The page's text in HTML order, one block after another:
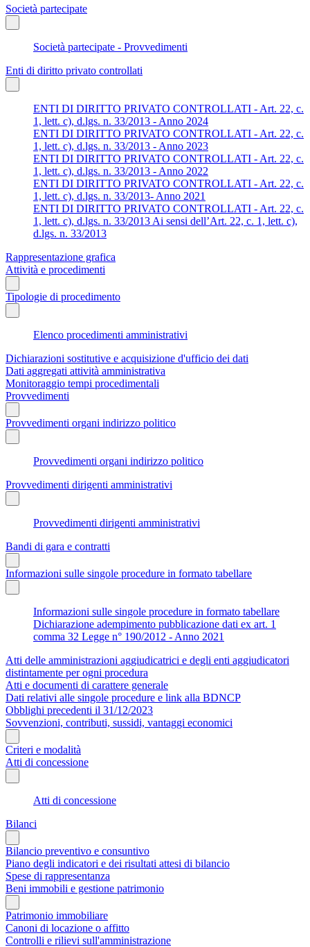
Società partecipate
Società partecipate - Provvedimenti
Enti di diritto privato controllati
ENTI DI DIRITTO PRIVATO CONTROLLATI - Art. 22, c.
1, lett. c), d.lgs. n. 33/2013 - Anno 2024
ENTI DI DIRITTO PRIVATO CONTROLLATI - Art. 22, c.
1, lett. c), d.lgs. n. 33/2013 - Anno 2023
ENTI DI DIRITTO PRIVATO CONTROLLATI - Art. 22, c.
1, lett. c), d.lgs. n. 33/2013 - Anno 2022
ENTI DI DIRITTO PRIVATO CONTROLLATI - Art. 22, c.
1, lett. c), d.lgs. n. 33/2013- Anno 2021
ENTI DI DIRITTO PRIVATO CONTROLLATI - Art. 22, c.
1, lett. c), d.lgs. n. 33/2013 Ai sensi dell’Art. 22, c. 1, lett. c),
d.lgs. n. 33/2013
Rappresentazione grafica
Attività e procedimenti
Tipologie di procedimento
Elenco procedimenti amministrativi
Dichiarazioni sostitutive e acquisizione d'ufficio dei dati
Dati aggregati attività amministrativa
Monitoraggio tempi procedimentali
Provvedimenti
Provvedimenti organi indirizzo politico
Provvedimenti organi indirizzo politico
Provvedimenti dirigenti amministrativi
Provvedimenti dirigenti amministrativi
Bandi di gara e contratti
Informazioni sulle singole procedure in formato tabellare
Informazioni sulle singole procedure in formato tabellare
Dichiarazione adempimento pubblicazione dati ex art. 1
comma 32 Legge n° 190/2012 - Anno 2021
Atti delle amministrazioni aggiudicatrici e degli enti aggiudicatori
distintamente per ogni procedura
Atti e documenti di carattere generale
Dati relativi alle singole procedure e link alla BDNCP
Obblighi precedenti il 31/12/2023
Sovvenzioni, contributi, sussidi, vantaggi economici
Criteri e modalità
Atti di concessione
Atti di concessione
Bilanci
Bilancio preventivo e consuntivo
Piano degli indicatori e dei risultati attesi di bilancio
Spese di rappresentanza
Beni immobili e gestione patrimonio
Patrimonio immobiliare
Canoni di locazione o affitto
Controlli e rilievi sull'amministrazione